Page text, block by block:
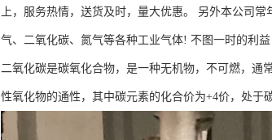
上，服务热情，送货及时，量大优惠。 另外本公司
气、二氧化碳、氮气等各种工业气体! 不图一时的利
二氧化碳是碳氧化合物，是一种无机物，不可燃，通
性氧化物的通性，其中碳元素的化合价为+4价，处于